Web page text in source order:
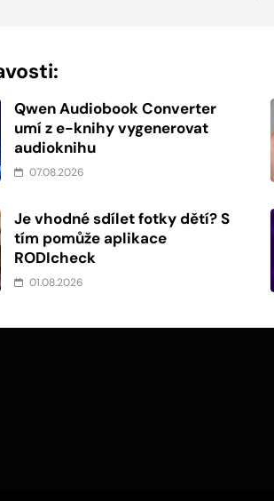
Qwen Audiobook Converter
umí z e-knihy vygenerovat
audioknihu
07.08.2026
Je vhodné sdílet fotky dětí? S
tím pomůže aplikace
RODIcheck
01.08.2026